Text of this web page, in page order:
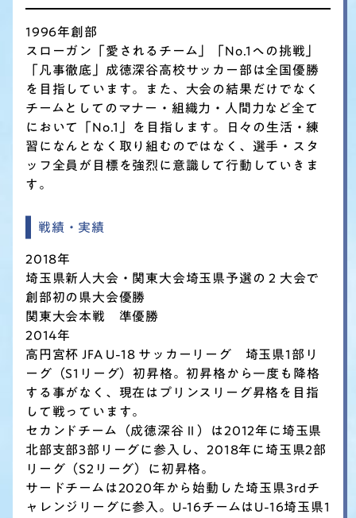
1996年創部
スローガン「愛されるチーム」「No.1への挑戦」
「凡事徹底」 成徳深谷高校サッカー部は全国優勝
を目指しています。
また、大会の結果だけでなく
チームとしてのマナー・組織力・人間力など全て
において「No.1」を目指します。
日々の生活・練
習になんとなく取り組むのではなく、選手・スタ
ッフ全員が目標を強烈に意識して行動していきま
す。
戦績・実績
2018年
埼玉県新人大会・関東大会埼玉県予選の 2 大会で
創部初の県大会優勝
関東大会本戦 準優勝
2014年
高円宮杯 JFA U-18 サッカーリーグ 埼玉県1部リ
ーグ（S1リーグ）初昇格。 初昇格から一度も降格
する事がなく、現在はプリンスリーグ昇格を目指
して戦っています。
セカンドチーム（成徳深谷Ⅱ）は2012年に埼玉県
北部支部3部リーグに参入し、2018年に埼玉県2部
リーグ（S2リーグ）に初昇格。
サードチームは2020年から始動した埼玉県3rdチ
ャレンジリーグに参入。U-16チームはU-16埼玉県1